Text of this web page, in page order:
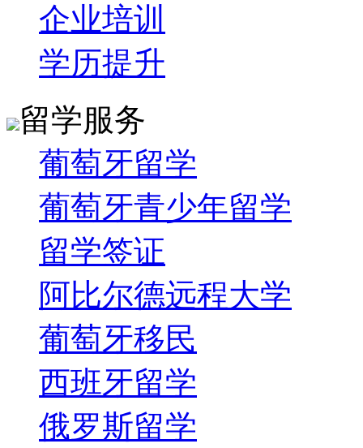
企业培训
学历提升
留学服务
葡萄牙留学
葡萄牙青少年留学
留学签证
阿比尔德远程大学
葡萄牙移民
西班牙留学
俄罗斯留学